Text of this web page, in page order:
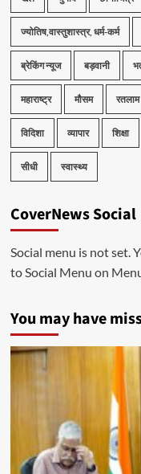
ज्योतिष,वास्तुशास्त्र, धर्म-कर्म
ब्रेकिंग न्यूज बड़वानी
महाराष्ट्र मौसम रतलाम
विदिशा व्यापार शिक्षा
सीधी स्वास्थ्य
CoverNews Social
Social menu is not set.
to Social Menu on
You may have